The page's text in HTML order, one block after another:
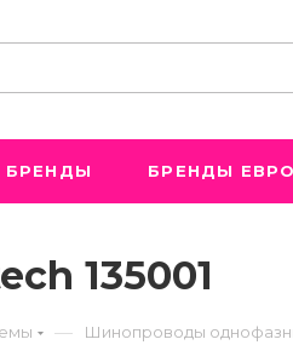
БРЕНДЫ БРЕНДЫ
135001
— Шинопроводы